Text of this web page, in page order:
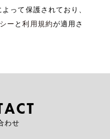
って保護されており、
ー と利用規約が適用さ
わせ